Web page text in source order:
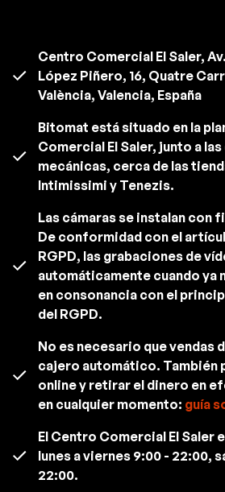
Centro Comercial El Saler,
López Piñero, 16, Quatre
València, Valencia, España
Bitomat está situado en la
Comercial El Saler, junto a
mecánicas, cerca de las
Intimissimi y Tenezis.
Las cámaras se instalan con
De conformidad con el
RGPD, las grabaciones de
automáticamente cuando ya
en consonancia con el
del RGPD.
No es necesario que vendas
cajero automático. También
online y retirar el dinero en
en cualquier momento: guía
El Centro Comercial El Saler
lunes a viernes 9:00 - 22:00,
22:00.